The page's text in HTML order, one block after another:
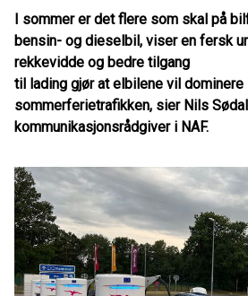
I sommer er det flere som skal på
bensin- og dieselbil, viser en fersk
rekkevidde og bedre tilgang
til lading gjør at elbilene vil dominere
sommerferietrafikken, sier Nils
kommunikasjonsrådgiver i NAF.